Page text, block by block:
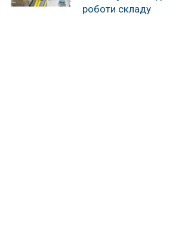
роботи складу